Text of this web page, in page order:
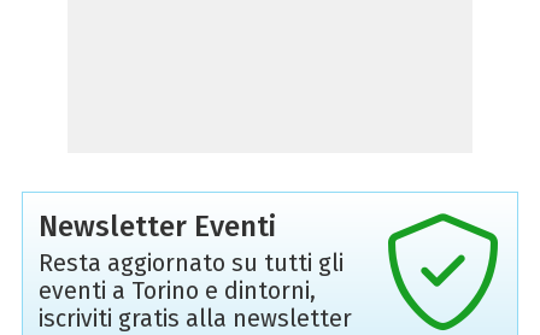
Newsletter Eventi
Resta aggiornato su tutti gli
eventi a Torino e dintorni,
iscriviti gratis alla newsletter